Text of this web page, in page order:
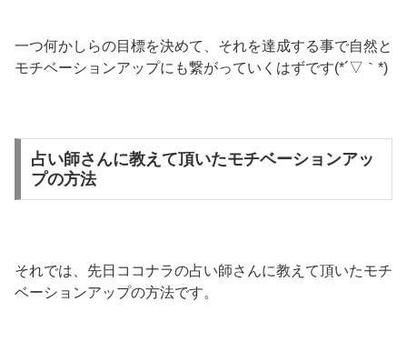
一つ何かしらの目標を決めて、それを達成する事で自然と
モチベーションアップにも繋がっていくはずです(*´▽｀*)
占い師さんに教えて頂いたモチベーションアッ
プの方法
それでは、先日ココナラの占い師さんに教えて頂いたモチ
ベーションアップの方法です。